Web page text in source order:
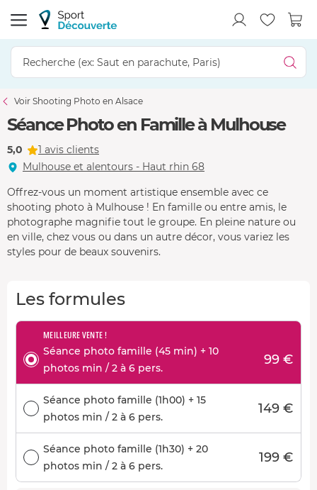
Voir Shooting Photo en Alsace
Séance Photo en Famille à Mulhouse
5,0
1 avis clients
Mulhouse et alentours - Haut rhin 68
Offrez-vous un moment artistique ensemble avec ce
shooting photo à Mulhouse ! En famille ou entre amis, le
photographe magnifie tout le groupe. En pleine nature ou
en ville, chez vous ou dans un autre décor, vous variez les
styles pour de beaux souvenirs.
Les formules
MEILLEURE VENTE !
Séance photo famille (45 min) + 10
photos min / 2 à 6 pers.
99 €
Séance photo famille (1h00) + 15
photos min / 2 à 6 pers.
149 €
Séance photo famille (1h30) + 20
photos min / 2 à 6 pers.
199 €